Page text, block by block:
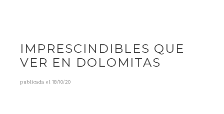
IMPRESCINDIBLES QUE
VER EN DOLOMITAS
publicada el18/10/20